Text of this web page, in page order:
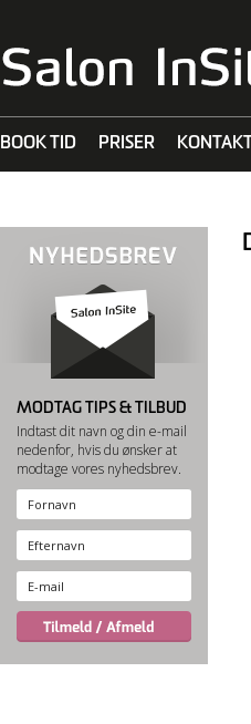
BOOK TID PRISER
MODTAG TIPS & TILBUD
Indtast dit navn og din e-mail
nedenfor, hvis du ønsker at
modtage vores nyhedsbrev.